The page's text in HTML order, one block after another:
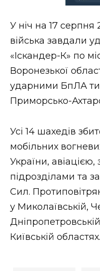
Втрачений
НОВИНИ
ФОТО
ВІДЕО
У ніч на 17 серпня
війська завдали
«Іскандер-К» по
Воронезької
ударними БпЛА
Приморсько-
Усі 14 шахедів
мобільних
України,
підрозділами та
Сил.
у Миколаївській,
Київській областях.